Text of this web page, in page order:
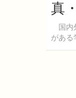
真
国内
がある